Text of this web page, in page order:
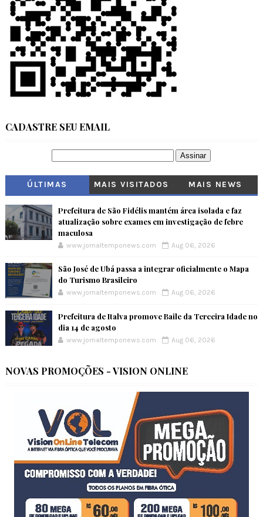
CADASTRE SEU EMAIL
ÚLTIMAS MAIS VISITADOS MAIS NEWS
Prefeitura de São Fidélis mantém área isolada e faz
atualização sobre exames em investigação de febre
maculosa
www.jornaltemponews.com Aug 06, 2026
São José de Ubá passa a integrar oficialmente o Mapa
do Turismo Brasileiro
www.jornaltemponews.com Aug 06, 2026
Prefeitura de Italva promove Baile da Terceira Idade no
dia 14 de agosto
www.jornaltemponews.com Aug 06, 2026
NOVAS PROMOÇÕES - VISION ONLINE